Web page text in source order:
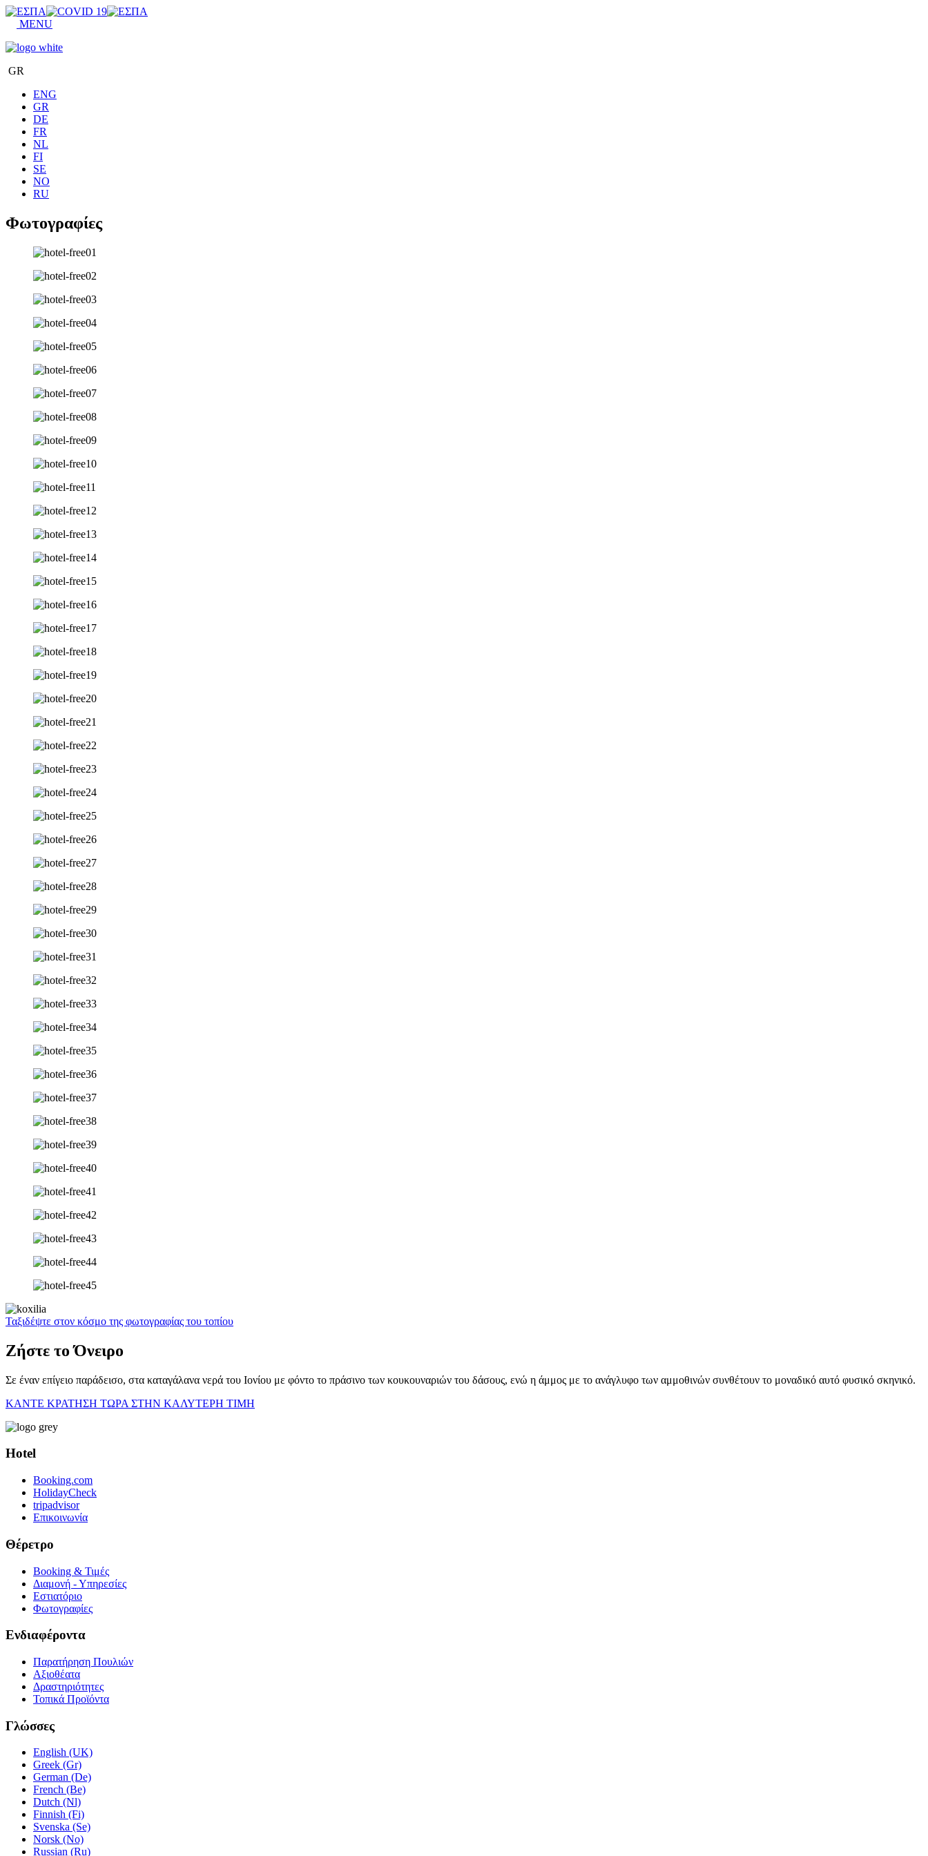
MENU
GR
ENG
GR
DE
FR
NL
FI
SE
NO
RU
Φωτογραφίες
Ταξιδέψτε στον κόσμο της φωτογραφίας του τοπίου
Ζήστε το Όνειρο
Σε έναν επίγειο παράδεισο, στα καταγάλανα νερά του Ιονίου με φόντο το πράσινο των κουκουναριών του δάσους, ενώ η άμμος με το ανάγλυφο των αμμοθινών συνθέτουν το μοναδικό αυτό φυσικό σκηνικό.
ΚΑΝΤΕ ΚΡΑΤΗΣΗ ΤΩΡΑ ΣΤΗΝ ΚΑΛΥΤΕΡΗ ΤΙΜΗ
Hotel
Booking.com
HolidayCheck
tripadvisor
Επικοινωνία
Θέρετρο
Booking & Τιμές
Διαμονή - Υπηρεσίες
Εστιατόριο
Φωτογραφίες
Ενδιαφέροντα
Παρατήρηση Πουλιών
Αξιοθέατα
Δραστηριότητες
Τοπικά Προϊόντα
Γλώσσες
English (UK)
Greek (Gr)
German (De)
French (Be)
Dutch (Nl)
Finnish (Fi)
Svenska (Se)
Norsk (No)
Russian (Ru)